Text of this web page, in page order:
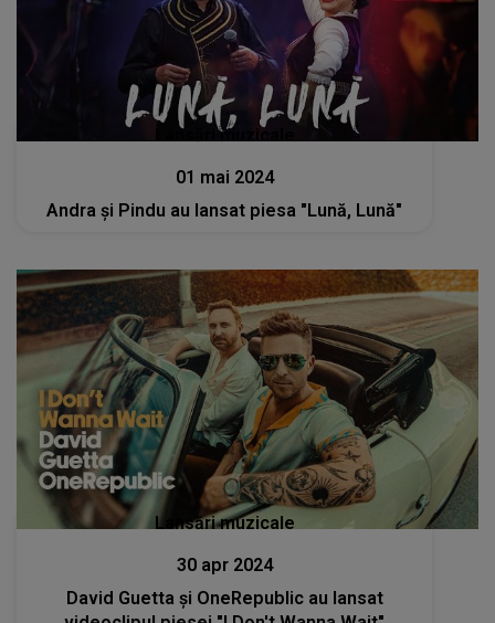
Lansări muzicale
01 mai 2024
Andra și Pindu au lansat piesa "Lună, Lună"
Lansări muzicale
30 apr 2024
David Guetta și OneRepublic au lansat